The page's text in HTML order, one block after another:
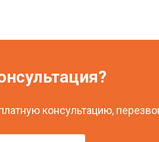
консультацию,